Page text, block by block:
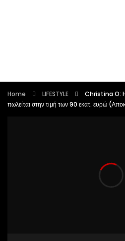
Home LIFESTYLE
Christina O: H
πωλείται στην τιμή των 90 εκατ. ευρώ